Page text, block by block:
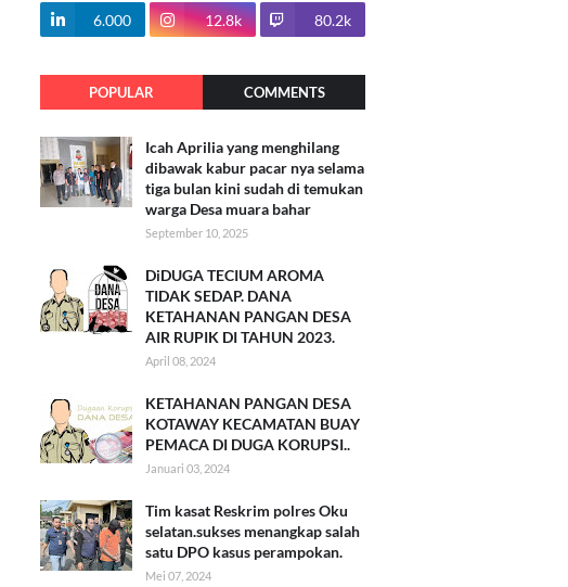
100.7k
6.000 12.8k 80.2k
POPULAR COMMENTS
Icah Aprilia yang menghilang
dibawak kabur pacar nya selama
tiga bulan kini sudah di temukan
warga Desa muara bahar
September 10, 2025
DiDUGA TECIUM AROMA
TIDAK SEDAP. DANA
KETAHANAN PANGAN DESA
AIR RUPIK DI TAHUN 2023.
April 08, 2024
KETAHANAN PANGAN DESA
KOTAWAY KECAMATAN BUAY
PEMACA DI DUGA KORUPSI..
Januari 03, 2024
Tim kasat Reskrim polres Oku
selatan.sukses menangkap salah
satu DPO kasus perampokan.
Mei 07, 2024